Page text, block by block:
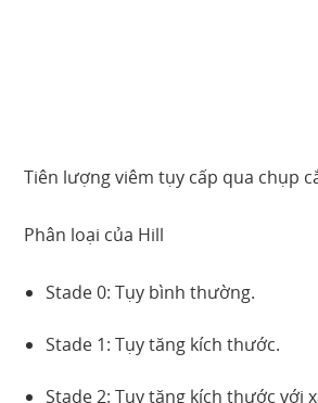
Tiên lượng viêm tụy cấp qua chụp
Phân loại của Hill
Stade 0: Tụy bình thường.
Stade 1: Tụy tăng kích thước.
Stade 2: Tụy tăng kích thước với